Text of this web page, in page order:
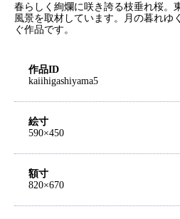
春らしく絢爛に咲き誇る枝垂れ桜。
風景を取材しています。月の暮れゆ
ぐ作品です。
作品ID
kaiihigashiyama5
絵寸
590×450
額寸
820×670